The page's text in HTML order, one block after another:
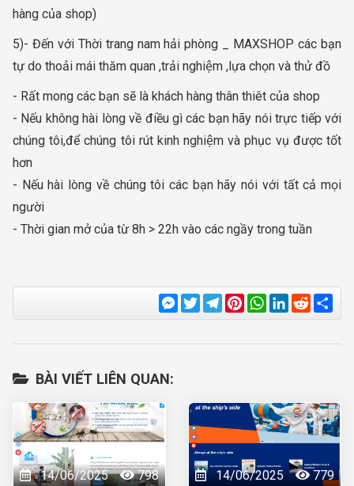
hàng của shop)
5)- Đến với Thời trang nam hải phòng _ MAXSHOP các bạn
tự do thoải mái thăm quan ,trải nghiệm ,lựa chọn và thử đồ
- Rất mong các bạn sẽ là khách hàng thân thiêt của shop
- Nếu không hài lòng về điều gì các bạn hãy nói trực tiếp với
chúng tôi,để chúng tôi rút kinh nghiệm và phục vụ được tốt
hơn
- Nếu hài lòng về chúng tôi các bạn hãy nói với tất cả mọi
người
- Thời gian mở của từ 8h > 22h vào các ngầy trong tuần
Messenger
TwitterTelegram
Pinterest
WhatsApp
LinkedIn
Reddit
BÀI VIẾT LIÊN QUAN:
14/06/2025 798 14/06/2025 779